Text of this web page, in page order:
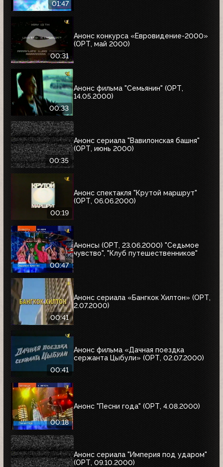
01:47
00:31
Анонс конкурса «Евровидение-2000»
(ОРТ, май 2000)
00:33
Анонс фильма "Семьянин" (ОРТ,
14.05.2000)
00:35
Анонс сериала "Вавилонская башня"
(ОРТ, июнь 2000)
00:19
Анонс спектакля "Крутой маршрут"
(ОРТ, 06.06.2000)
00:47
Анонсы (ОРТ, 23.06.2000) "Седьмое
чувство", "Клуб путешественников"
00:41
Анонс сериала «Бангкок Хилтон» (ОРТ,
2.07.2000)
00:41
Анонс фильма «Дачная поездка
сержанта Цыбули» (ОРТ, 02.07.2000)
00:18
Анонс "Песни года" (ОРТ, 4.08.2000)
Анонс сериала "Империя под ударом"
(ОРТ, 09.10.2000)